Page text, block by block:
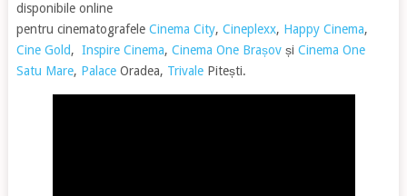
disponibile online
pentru cinematografele Cinema City, Cineplexx, Happy Cinema,
Cine Gold, Inspire Cinema, Cinema One Brașovși Cinema One
Satu Mare, PalaceOradea, TrivalePitești.